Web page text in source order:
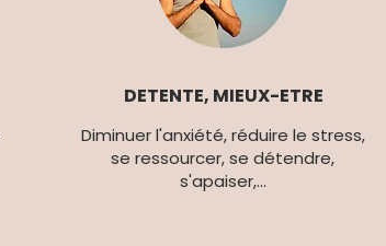
DETENTE, MIEUX-ETRE
Diminuer l'anxiété, réduire le stress,
se ressourcer, se détendre,
s'apaiser,...